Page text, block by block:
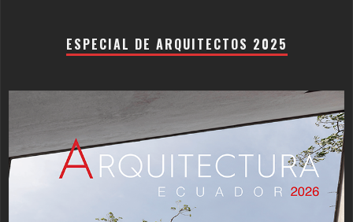
ESPECIAL DE ARQUITECTOS 2025